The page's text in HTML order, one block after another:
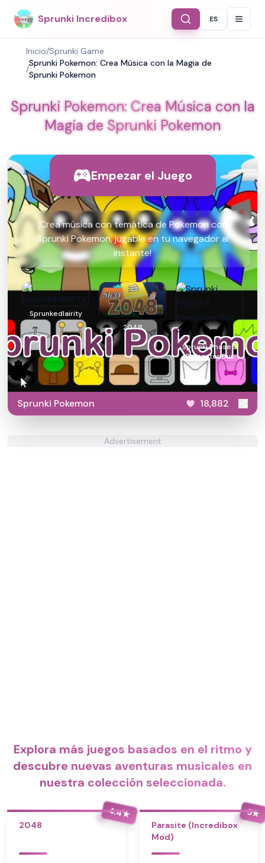
Sprunki Incredibox Select
ES
Inicio/Sprunki Game
/
Sprunki Pokemon: Crea Música con la Magia de
Sprunki Pokemon
Sprunki Pokemon: Crea Música con la
Magia de Sprunki Pokemon
Empezar el Juego
¡Crea música con temática de Pokemon con
Sprunki Pokemon, jugable en tu navegador al
instante!
Sprunkedlairity
2048
Sprunki Phase 3
Remaster But
Real
Sprunki Pokemon 18,882
Advertisement
Explora más juegos basados en el ritmo y
descubre nuevas aventuras musicales en
nuestra colección seleccionada.
4.4★
2048
5★
Parasite (Incredibox
Mod)